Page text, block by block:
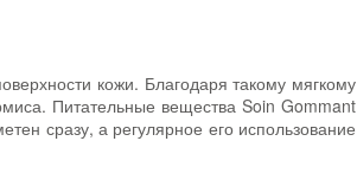
кожи. Благодаря такому мягкому
Питательные вещества Soin Gommant
сразу, а регулярное его использование